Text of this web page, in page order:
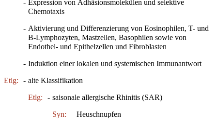
- Expression von Adhäsionsmolekülen und selektive
Chemotaxis
- Aktivierung und Differenzierung von Eosinophilen, T- und
B-Lymphozyten, Mastzellen, Basophilen sowie von
Endothel- und Epithelzellen und Fibroblasten
- Induktion einer lokalen und systemischen Immunantwort
Etlg: - alte Klassifikation
Etlg: - saisonale allergische Rhinitis (SAR)
Syn: Heuschnupfen